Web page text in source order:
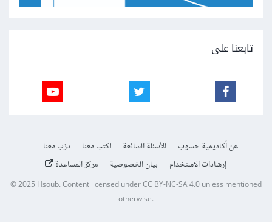
تابعنا على
عن أكاديمية حسوب الأسئلة الشائعة اكتب معنا
درّب معنا
إرشادات الاستخدام
بيان الخصوصية مركز المساعدة
© 2025Hsoub.Content licensed underCC BY-NC-SA 4.0unless mentioned
otherwise.